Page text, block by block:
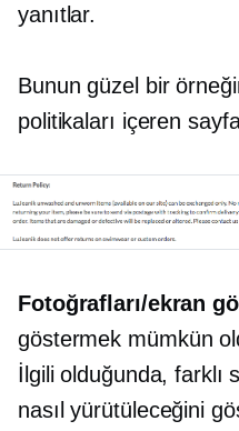
yanıtlar.
Bunun güzel bir
politikaları içeren
Fotoğrafları/ekran
göstermek mümkün
İlgili olduğunda, farklı
nasıl yürütüleceğini